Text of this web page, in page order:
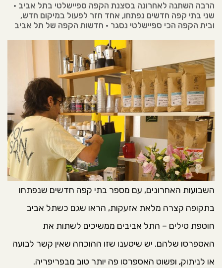
הרבה השתנה לאחרונה בסצנת הקפה ספיישלטי בתל אביב •
שני בתי קפה חדשים נפתחו, אחד חזר לפעול במיקום חדש,
ובית הקפה הכי ספיישלטי נסגר • חדשות הקפה של תל אביב
השבועות האחרונים, עם מספר בתי קפה חדשים שנפתחו
בתקופה קצרה מלאת אזעקות, הראו שגם כשתל אביב
חוטפת טילים – התל אביבים ממשיכים לשתות את
האספרסו שלהם. יש שיטענו שזו ההוכחה שאין קשר לבועה
או לניתוק, ופשוט האספרסו פה יותר טוב מבפריפריה.